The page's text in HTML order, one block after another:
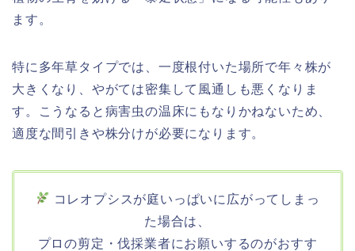
ます。
特に多年草タイプでは、一度根付いた場所で年々株が
大きくなり、やがては密集して風通しも悪くなりま
す。こうなると病害虫の温床にもなりかねないため、
適度な間引きや株分けが必要になります。
コレオプシスが庭いっぱいに広がってしまっ
た場合は、
プロの剪定・伐採業者にお願いするのがおすす